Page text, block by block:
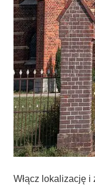
Włącz lokalizację